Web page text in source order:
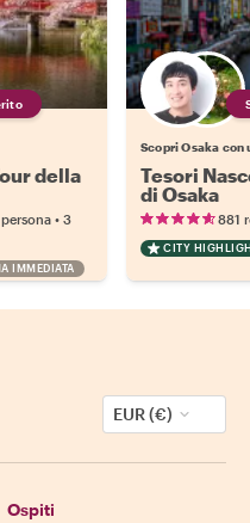
della
• 3
IMMEDIATA
Scopri Osaka con
Tesori
di Osaka
881
CITY
EUR (€)
Ospiti